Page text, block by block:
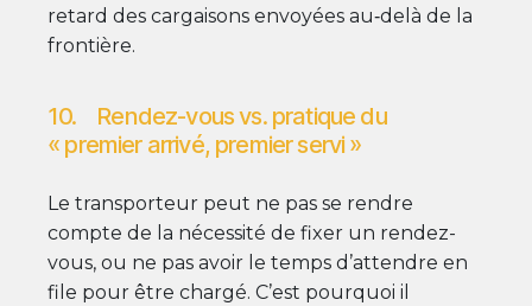
retard des cargaisons envoyées au‑delà de la
frontière.
10. Rendez-vous vs. pratique du
« premier arrivé, premier servi »
Le transporteur peut ne pas se rendre
compte de la nécessité de fixer un rendez-
vous, ou ne pas avoir le temps d’attendre en
file pour être chargé. C’est pourquoi il